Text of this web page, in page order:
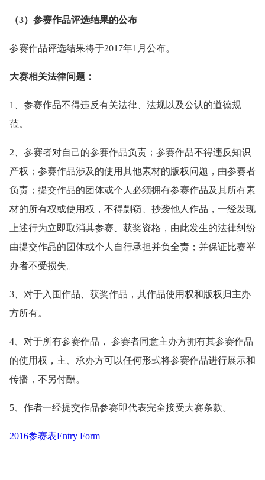
（3）参赛作品评选结果的公布
参赛作品评选结果将于2017年1月公布。
大赛相关法律问题：
1、参赛作品不得违反有关法律、法规以及公认的道德规
范。
2、参赛者对自己的参赛作品负责；参赛作品不得违反知识
产权；参赛作品涉及的使用其他素材的版权问题，由参赛者
负责；提交作品的团体或个人必须拥有参赛作品及其所有素
材的所有权或使用权，不得剽窃、抄袭他人作品，一经发现
上述行为立即取消其参赛、获奖资格，由此发生的法律纠纷
由提交作品的团体或个人自行承担并负全责；并保证比赛举
办者不受损失。
3、对于入围作品、获奖作品，其作品使用权和版权归主办
方所有。
4、对于所有参赛作品， 参赛者同意主办方拥有其参赛作品
的使用权，主、承办方可以任何形式将参赛作品进行展示和
传播，不另付酬。
5、作者一经提交作品参赛即代表完全接受大赛条款。
2016参赛表Entry Form